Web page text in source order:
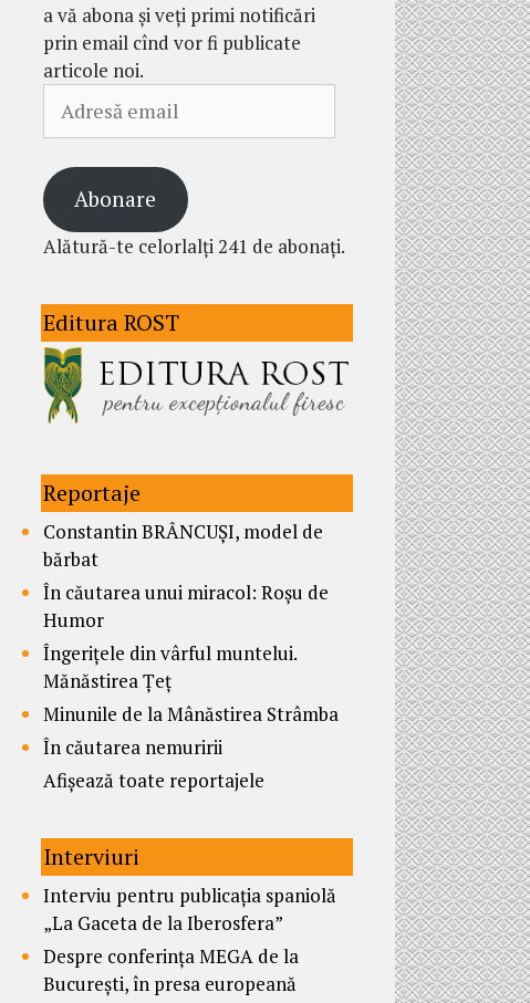
a vă abona și veți primi notificări
prin email cînd vor fi publicate
articole noi.
email
Abonare
Alătură-te celorlalți 241 de abonați.
Editura ROST
Reportaje
Constantin BRÂNCUȘI, model de
bărbat
În căutarea unui miracol: Roșu de
Humor
Îngerițele din vârful muntelui.
Mănăstirea Țeț
Minunile de la Mânăstirea Strâmba
În căutarea nemuririi
Afișează toate reportajele
Interviuri
Interviu pentru publicația spaniolă
„La Gaceta de la Iberosfera”
Despre conferința MEGA de la
București, în presa europeană